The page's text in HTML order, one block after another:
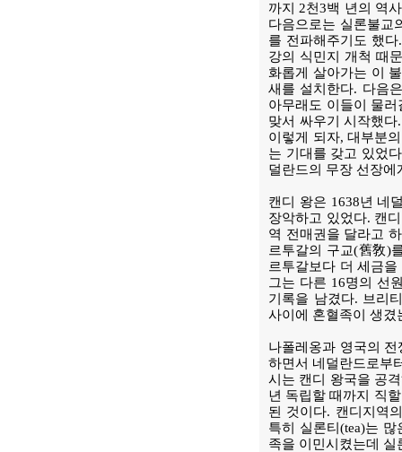
까지 2천3백 년의 역
다음으로는 실론불교
를 전파해주기도 했
강의 식민지 개척 때
화롭게 살아가는 이
새를 설치한다. 다음
아무래도 이들이 물
맞서 싸우기 시작했
이렇게 되자, 대부분
는 기대를 갖고 있었
덜란드의 무장 선장에
캔디 왕은 1638년 네
장악하고 있었다. 캔
역 전매권을 달라고
르투갈의 구교(舊敎)
르투갈보다 더 세금
그는 다른 16명의 선
기록을 남겼다. 브리
사이에 혼혈족이 생겼
나폴레옹과 영국의
하면서 네덜란드로부
시는 캔디 왕국을 공
년 독립할 때까지 직
된 것이다. 캔디지역
특히 실론티(tea)는
족을 이민시켰는데